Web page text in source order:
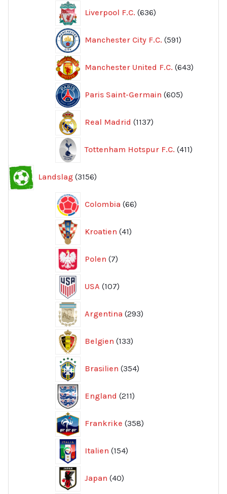
Liverpool F.C. 636
produkter
Manchester City F.C. 591
produkter
Manchester United F.C. 643
Paris Saint-Germain 605
produkter
Real Madrid 1137
produkter
Tottenham Hotspur F.C. 411
produkter
Landslag 3156
produkter
Colombia 66
produkter
Kroatien 41
produkter
Polen 7
produkter
USA 107
produkter
Argentina 293
produkter
Belgien 133
produkter
Brasilien 354
produkter
England 211
produkter
Frankrike 358
produkter
Italien 154
produkter
Japan 40
produkter